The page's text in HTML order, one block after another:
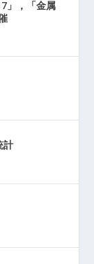
」，「金属
計